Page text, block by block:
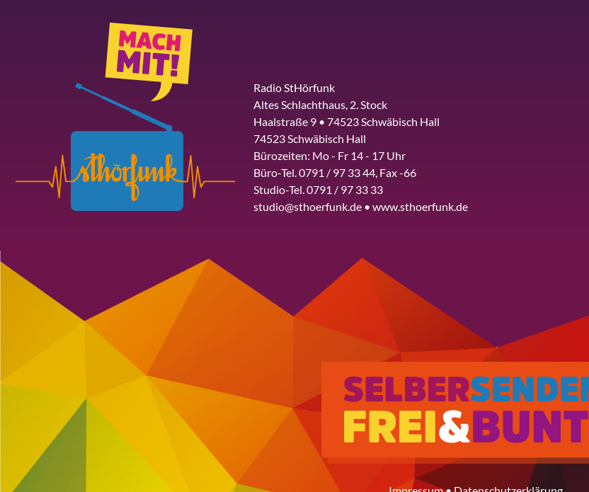
Radio StHörfunk
Altes Schlachthaus, 2. Stock
Haalstraße 9 • 74523 Schwäbisch Hall
74523 Schwäbisch Hall
Bürozeiten: Mo - Fr 14 - 17 Uhr
Büro-Tel. 0791 / 97 33 44, Fax -66
Studio-Tel. 0791 / 97 33 33
studio@sthoerfunk.de • www.sthoerfunk.de